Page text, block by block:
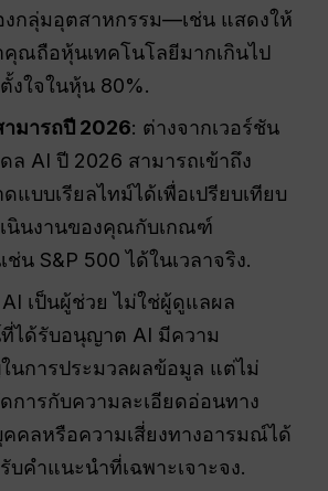
กลุ่มอุตสาหกรรม—เช่น แสดงให้
ณถือหุ้นเทคโนโลยีมากเกินไป
งใจในหุ้น 80%.
มารถปี 2026: ต่างจากเวอร์ชัน
ดล AI ปี 2026 สามารถเข้าถึง
แบบเรียลไทม์ได้เพื่อเปรียบเทียบ
นินงานของคุณกับเกณฑ์
ช่น S&P 500 ได้ในเวลาจริง.
AI เป็นผู้ช่วย ไม่ใช่ผู้ดูแลผล
ได้รับอนุญาต AI มีความ
นการประมวลผลข้อมูล แต่ไม่
การกับความละเอียดอ่อนทาง
คลหรือความเสี่ยงทางอารมณ์ได้
บคำแนะนำที่เฉพาะเจาะจง.